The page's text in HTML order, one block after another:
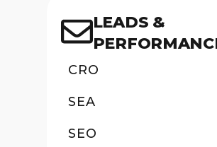
LEADS &
CRO
SEA
SEO